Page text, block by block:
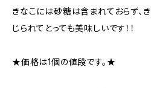
きなこには砂糖は含まれておらず、
じられてとっても美味しいです！！
★価格は1個の値段です。★